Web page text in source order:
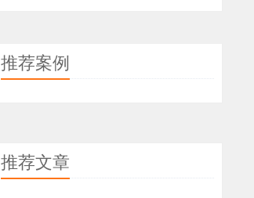
推荐案例
推荐文章